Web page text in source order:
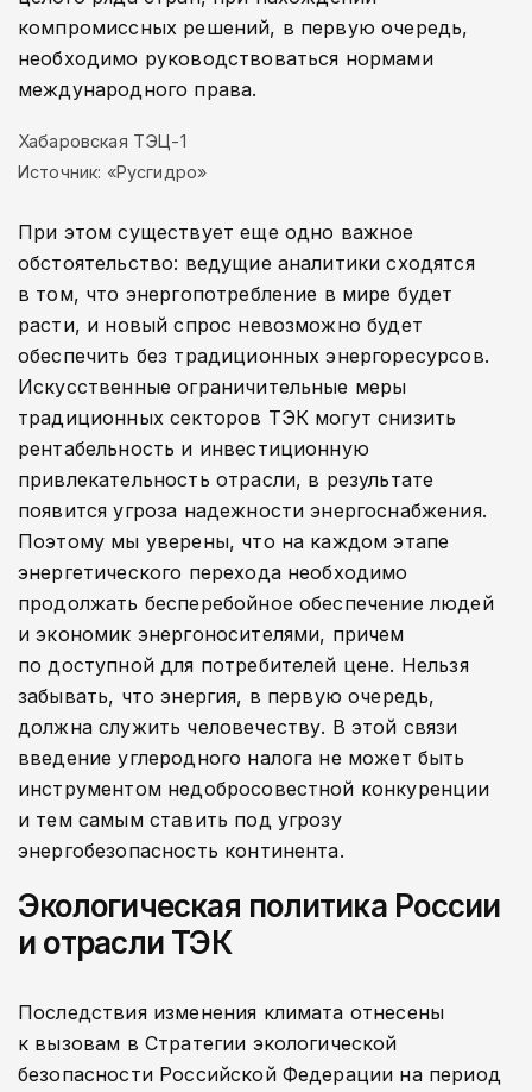
компромиссных решений, в первую очередь,
необходимо руководствоваться нормами
международного права.
Хабаровская ТЭЦ-1
Источник: «Русгидро»
При этом существует еще одно важное
обстоятельство: ведущие аналитики сходятся
в том, что энергопотребление в мире будет
расти, и новый спрос невозможно будет
обеспечить без традиционных энергоресурсов.
Искусственные ограничительные меры
традиционных секторов ТЭК могут снизить
рентабельность и инвестиционную
привлекательность отрасли, в результате
появится угроза надежности энергоснабжения.
Поэтому мы уверены, что на каждом этапе
энергетического перехода необходимо
продолжать бесперебойное обеспечение людей
и экономик энергоносителями, причем
по доступной для потребителей цене. Нельзя
забывать, что энергия, в первую очередь,
должна служить человечеству. В этой связи
введение углеродного налога не может быть
инструментом недобросовестной конкуренции
и тем самым ставить под угрозу
энергобезопасность континента.
Экологическая политика России
и отрасли ТЭК
Последствия изменения климата отнесены
к вызовам в Стратегии экологической
безопасности Российской Федерации на период